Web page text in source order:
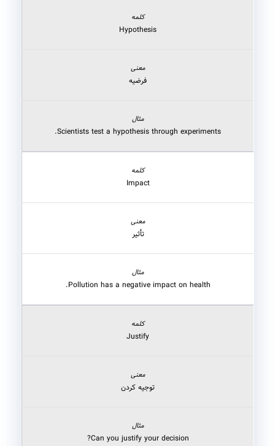
Hypothesis
فرضیه
Scientists test a hypothesis through experiments.
Impact
تأثیر
Pollution has a negative impact on health.
Justify
توجیه کردن
Can you justify your decision?